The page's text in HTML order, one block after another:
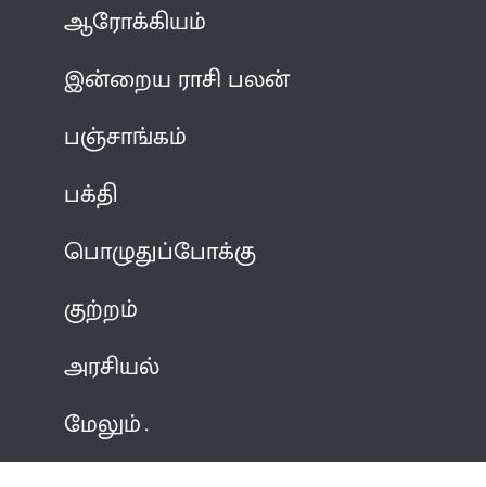
ஆரோக்கியம்
இன்றைய ராசி பலன்
பஞ்சாங்கம்
பக்தி
பொழுதுப்போக்கு
குற்றம்
அரசியல்
மேலும்